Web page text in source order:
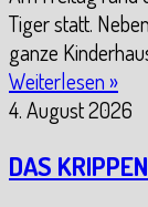
Tiger statt.
ganze
Weiterlesen »
4. August 2026
DAS